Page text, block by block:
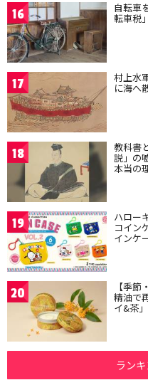
16 自転車
転車税
17 村上水
に海へ
18 教科書
説」の
本当の
19 ハロー
コイン
インケ
20 【季
精油で
イ&茶
ラン